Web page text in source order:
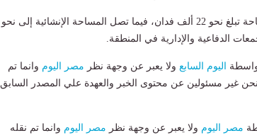
ويقع مقر القيادة الاستراتيجية على مساحة تبلغ نحو 22 ألف فدان، فيما تصل المساحة الإنشائية إلى نحو
اليوم السابع ولا يعبر عن وجهة نظر مصر اليوم وانما تم
غير مسئولين عن محتوى الخبر والعهدة علي المصدر السابق
مصر اليوم ولا يعبر عن وجهة نظر مصر اليوم وانما تم نقله